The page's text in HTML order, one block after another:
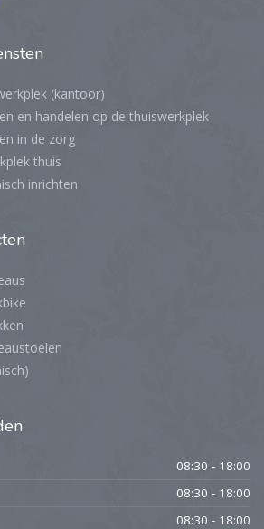
(kantoor)
en handelen op de thuiswerkplek
in de zorg
thuis
inrichten
08:30 - 18:00
08:30 - 18:00
08:30 - 18:00